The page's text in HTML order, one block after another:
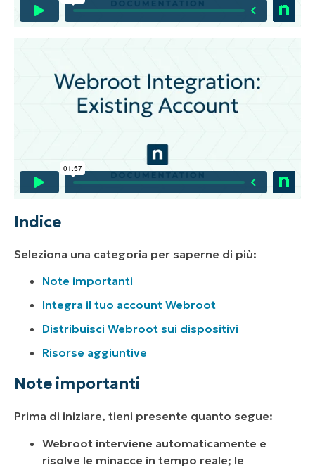
Indice
Seleziona una categoria per saperne di più:
Note importanti
Integra il tuo account Webroot
Distribuisci Webroot sui dispositivi
Risorse aggiuntive
Note importanti
Prima di iniziare, tieni presente quanto segue:
Webroot interviene automaticamente e
risolve le minacce in tempo reale; le